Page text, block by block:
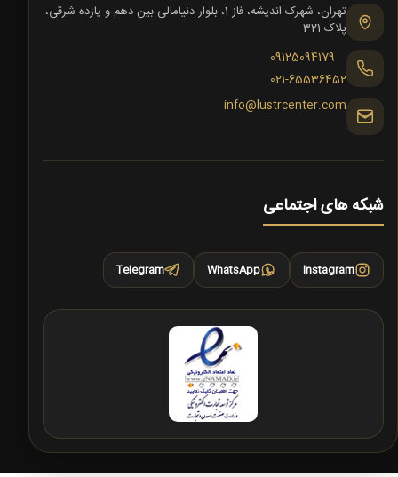
تهران، شهرک اندیشه، فاز 1، بلوار دنیامالی بین دهم و یازده شرقی،
پلاک 321
09125094179
021-65536452
info@lustrcenter.com
شبکه های اجتماعی
Instagram
WhatsApp
Telegram